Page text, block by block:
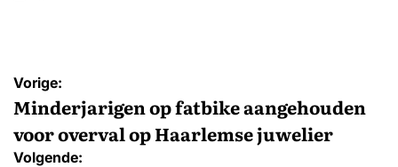
Bericht
navigatie
Vorige:
Minderjarigen op fatbike aangehouden
voor overval op Haarlemse juwelier
Volgende: